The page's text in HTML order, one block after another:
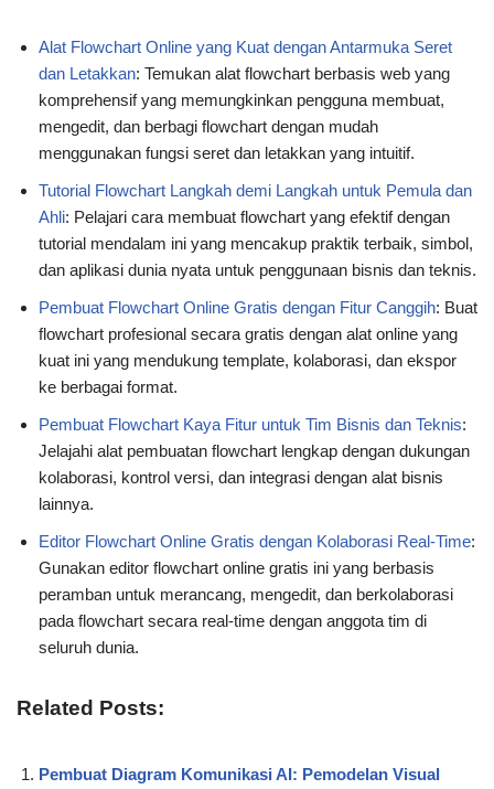
Alat Flowchart Online yang Kuat dengan Antarmuka Seret
dan Letakkan: Temukan alat flowchart berbasis web yang
komprehensif yang memungkinkan pengguna membuat,
mengedit, dan berbagi flowchart dengan mudah
menggunakan fungsi seret dan letakkan yang intuitif.
Tutorial Flowchart Langkah demi Langkah untuk Pemula dan
Ahli: Pelajari cara membuat flowchart yang efektif dengan
tutorial mendalam ini yang mencakup praktik terbaik, simbol,
dan aplikasi dunia nyata untuk penggunaan bisnis dan teknis.
Pembuat Flowchart Online Gratis dengan Fitur Canggih: Buat
flowchart profesional secara gratis dengan alat online yang
kuat ini yang mendukung template, kolaborasi, dan ekspor
ke berbagai format.
Pembuat Flowchart Kaya Fitur untuk Tim Bisnis dan Teknis:
Jelajahi alat pembuatan flowchart lengkap dengan dukungan
kolaborasi, kontrol versi, dan integrasi dengan alat bisnis
lainnya.
Editor Flowchart Online Gratis dengan Kolaborasi Real-Time:
Gunakan editor flowchart online gratis ini yang berbasis
peramban untuk merancang, mengedit, dan berkolaborasi
pada flowchart secara real-time dengan anggota tim di
seluruh dunia.
Related Posts:
Pembuat Diagram Komunikasi AI: Pemodelan Visual